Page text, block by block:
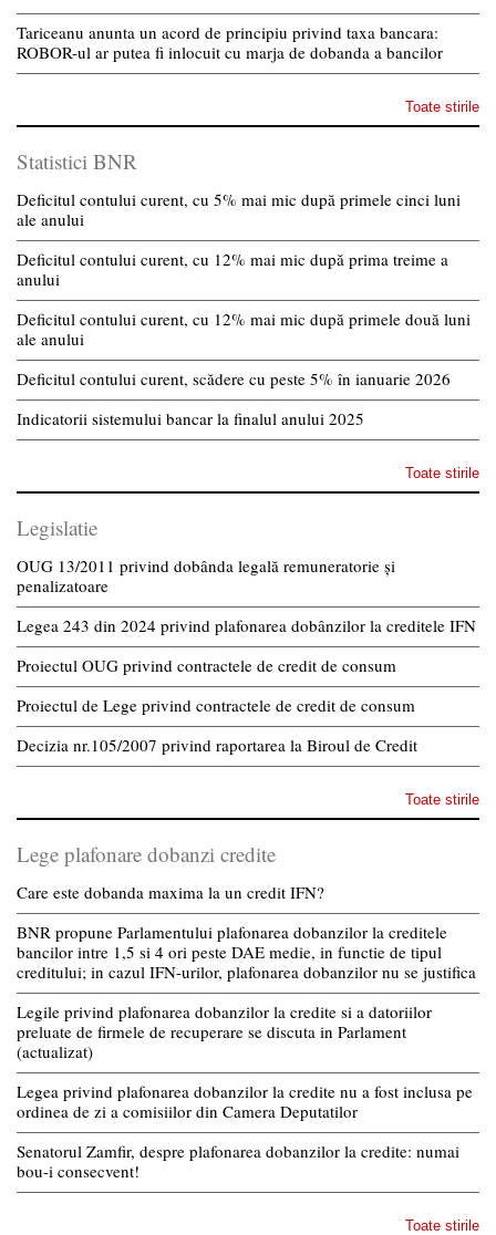
Tariceanu anunta un acord de principiu privind taxa bancara:
ROBOR-ul ar putea fi inlocuit cu marja de dobanda a bancilor
Toate stirile
Statistici BNR
Deficitul contului curent, cu 5% mai mic după primele cinci luni
ale anului
Deficitul contului curent, cu 12% mai mic după prima treime a
anului
Deficitul contului curent, cu 12% mai mic după primele două luni
ale anului
Deficitul contului curent, scădere cu peste 5% în ianuarie 2026
Indicatorii sistemului bancar la finalul anului 2025
Toate stirile
Legislatie
OUG 13/2011 privind dobânda legală remuneratorie și
penalizatoare
Legea 243 din 2024 privind plafonarea dobânzilor la creditele IFN
Proiectul OUG privind contractele de credit de consum
Proiectul de Lege privind contractele de credit de consum
Decizia nr.105/2007 privind raportarea la Biroul de Credit
Toate stirile
Lege plafonare dobanzi credite
Care este dobanda maxima la un credit IFN?
BNR propune Parlamentului plafonarea dobanzilor la creditele
bancilor intre 1,5 si 4 ori peste DAE medie, in functie de tipul
creditului; in cazul IFN-urilor, plafonarea dobanzilor nu se justifica
Legile privind plafonarea dobanzilor la credite si a datoriilor
preluate de firmele de recuperare se discuta in Parlament
(actualizat)
Legea privind plafonarea dobanzilor la credite nu a fost inclusa pe
ordinea de zi a comisiilor din Camera Deputatilor
Senatorul Zamfir, despre plafonarea dobanzilor la credite: numai
bou-i consecvent!
Toate stirile